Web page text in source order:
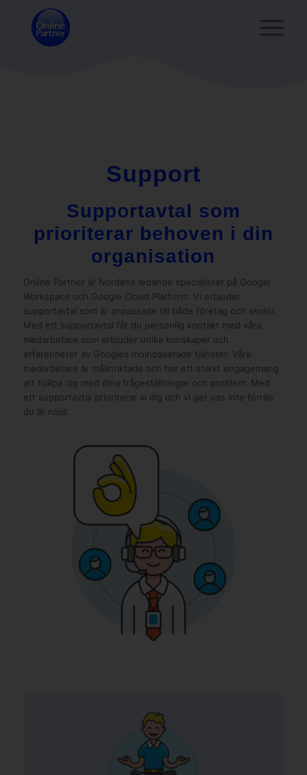
Support
Supportavtal som
prioriterar behoven i din
organisation
Online Partner är Nordens ledande specialister på Google
Workspace och Google Cloud Platform. Vi erbjuder
supportavtal som är anpassade till både företag och skolor.
Med ett supportavtal får du personlig kontakt med våra
medarbetare som erbjuder unika kunskaper och
erfarenheter av Googles molnbaserade tjänster. Våra
medarbetare är målinriktade och har ett starkt engagemang
att hjälpa dig med dina frågeställningar och problem. Med
ett supportavtal prioriterar vi dig och vi ger oss inte förrän
du är nöjd.